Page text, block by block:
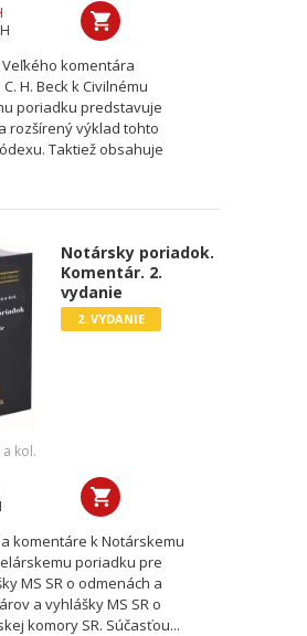
komentára
H. Beck k Civilnému
poriadku predstavuje
rozšírený výklad tohto
Taktiež obsahuje
Notársky poriadok.
Komentár. 2.
vydanie
2. VYDANIE
a kol.
komentáre k Notárskemu
poriadku pre
MS SR o odmenách a
a vyhlášky MS SR o
komory SR. Súčasťou...